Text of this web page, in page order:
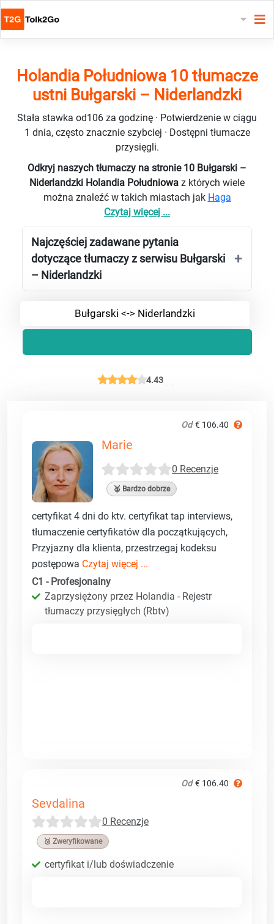
Holandia Południowa 10 tłumacze
ustni Bułgarski – Niderlandzki
Stała stawka od106 za godzinę · Potwierdzenie w ciągu
1 dnia, często znacznie szybciej · Dostępni tłumacze
przysięgli.
Odkryj naszych tłumaczy na stronie 10 Bułgarski –
Niderlandzki Holandia Południowa z których wiele
można znaleźć w takich miastach jak Haga
Czytaj więcej ...
Najczęściej zadawane pytania
dotyczące tłumaczy z serwisu Bułgarski
– Niderlandzki
Bułgarski <-> Niderlandzki
4.43
Od € 106.40
Marie
0 Recenzje
🥈 Bardzo dobrze
certyfikat 4 dni do ktv. certyfikat tap interviews,
tłumaczenie certyfikatów dla początkujących,
Przyjazny dla klienta, przestrzegaj kodeksu
postępowa Czytaj więcej ...
C1 - Profesjonalny
Zaprzysiężony przez Holandia - Rejestr
tłumaczy przysięgłych (Rbtv)
Od € 106.40
Sevdalina
0 Recenzje
🥉 Zweryfikowane
certyfikat i/lub doświadczenie